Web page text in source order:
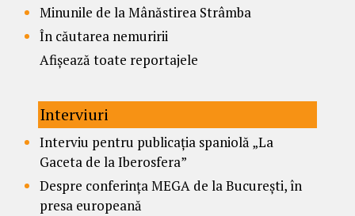
Minunile de la Mânăstirea Strâmba
În căutarea nemuririi
Afișează toate reportajele
Interviuri
Interviu pentru publicația spaniolă „La
Gaceta de la Iberosfera”
Despre conferința MEGA de la București, în
presa europeană